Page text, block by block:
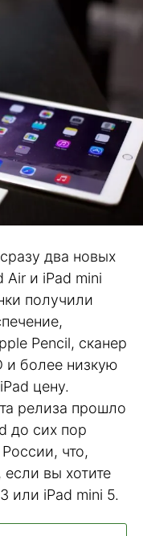
два новых
Air и iPad mini
получили
Pencil, сканер
и более низкую
цену.
релиза прошло
до сих пор
что,
вы хотите
или iPad mini 5.